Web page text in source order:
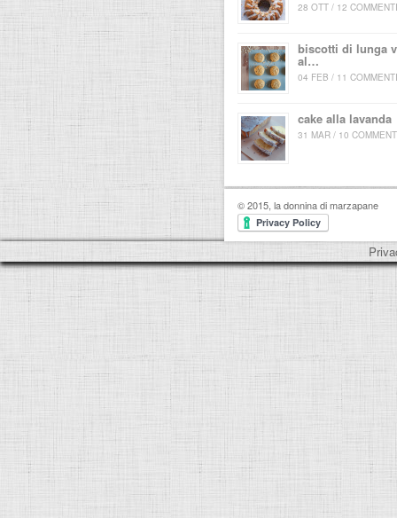
28 OTT / 12 COMMENTI
biscotti di lunga
al…
04 FEB / 11 COMMENTI
cake alla lavanda
31 MAR / 10
© 2015, la donnina di marzapane